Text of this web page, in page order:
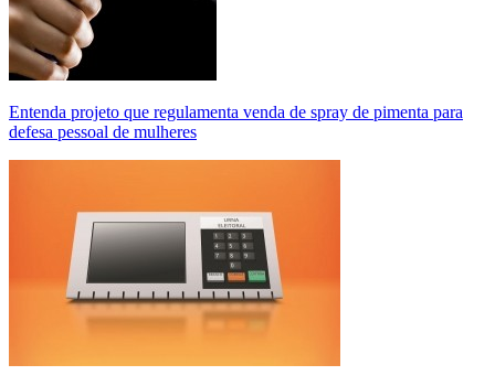
Entenda projeto que regulamenta venda de spray de pimenta para
defesa pessoal de mulheres